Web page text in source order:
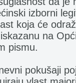
izborni
koja će
na
pismu.
pokušaji